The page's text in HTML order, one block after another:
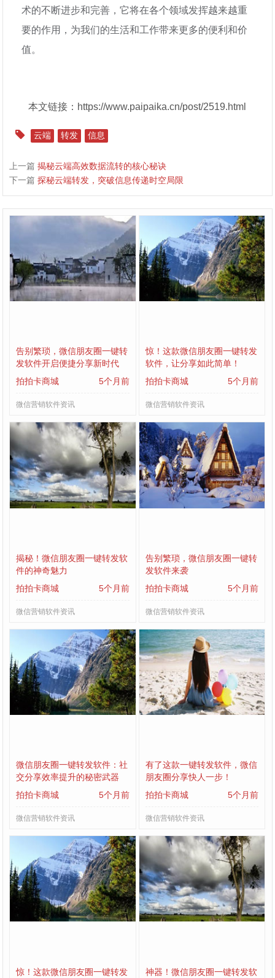
术的不断进步和完善，它将在各个领域发挥越来越重
要的作用，为我们的生活和工作带来更多的便利和价
值。
本文链接：https://www.paipaika.cn/post/2519.html
云端 转发 信息
上一篇揭秘云端高效数据流转的核心秘诀
下一篇探秘云端转发，突破信息传递时空局限
告别繁琐，微信朋友圈一键转
发软件开启便捷分享新时代
拍拍卡商城
5个月前
微信营销软件资讯
惊！这款微信朋友圈一键转发
软件，让分享如此简单！
拍拍卡商城
5个月前
微信营销软件资讯
揭秘！微信朋友圈一键转发软
件的神奇魅力
拍拍卡商城
5个月前
微信营销软件资讯
告别繁琐，微信朋友圈一键转
发软件来袭
拍拍卡商城
5个月前
微信营销软件资讯
微信朋友圈一键转发软件：社
交分享效率提升的秘密武器
拍拍卡商城
5个月前
微信营销软件资讯
有了这款一键转发软件，微信
朋友圈分享快人一步！
拍拍卡商城
5个月前
微信营销软件资讯
惊！这款微信朋友圈一键转发 神器！微信朋友圈一键转发软